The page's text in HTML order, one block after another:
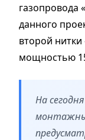
газопровода
данного
второй
мощностью
На